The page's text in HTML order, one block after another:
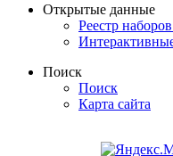
Открытые данные
Реестр
Поиск
Поиск
Карта сайта